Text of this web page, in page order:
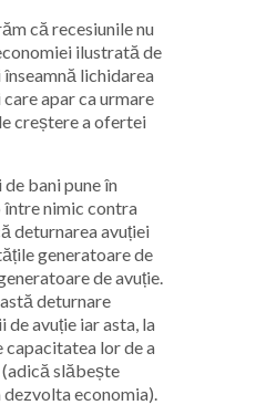
că recesiunile nu
ilustrată de
lichidarea
apar ca urmare
creștere a ofertei
bani pune în
între nimic contra
deturnarea avuției
generatoare de
de avuție.
deturnare
avuție iar asta, la
capacitatea lor de a
slăbește
economia).